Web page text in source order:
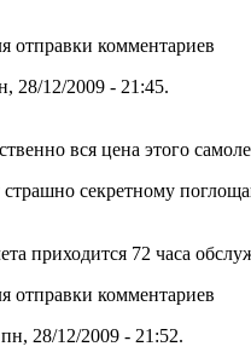
отправки комментариев
28/12/2009 - 21:45.
вся цена этого
страшно секретному
приходится 72 часа
отправки комментариев
28/12/2009 - 21:52.